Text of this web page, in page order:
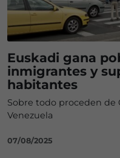
Euskadi gana
inmigrantes y
habitantes
Sobre todo proceden de
Venezuela
07/08/2025